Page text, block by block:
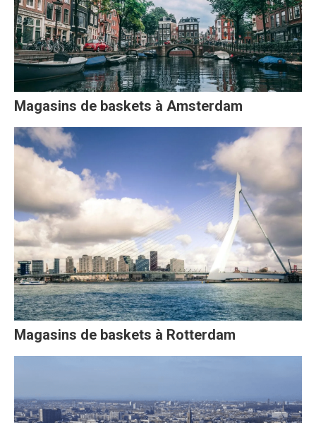
Magasins de baskets à Amsterdam
Magasins de baskets à Rotterdam